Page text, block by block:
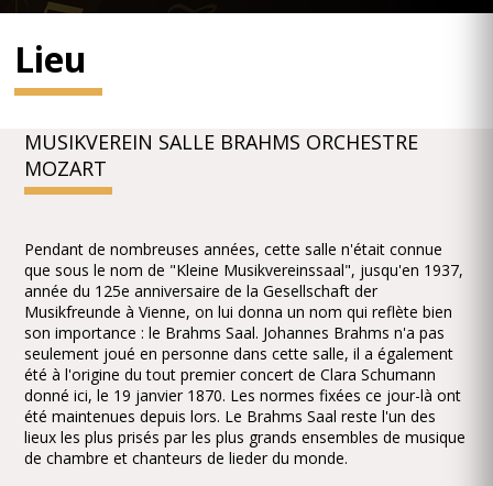
Lieu
MUSIKVEREIN SALLE BRAHMS ORCHESTRE
MOZART
Pendant de nombreuses années, cette salle n'était connue
que sous le nom de "Kleine Musikvereinssaal", jusqu'en 1937,
année du 125e anniversaire de la Gesellschaft der
Musikfreunde à Vienne, on lui donna un nom qui reflète bien
son importance : le Brahms Saal. Johannes Brahms n'a pas
seulement joué en personne dans cette salle, il a également
été à l'origine du tout premier concert de Clara Schumann
donné ici, le 19 janvier 1870. Les normes fixées ce jour-là ont
été maintenues depuis lors. Le Brahms Saal reste l'un des
lieux les plus prisés par les plus grands ensembles de musique
de chambre et chanteurs de lieder du monde.